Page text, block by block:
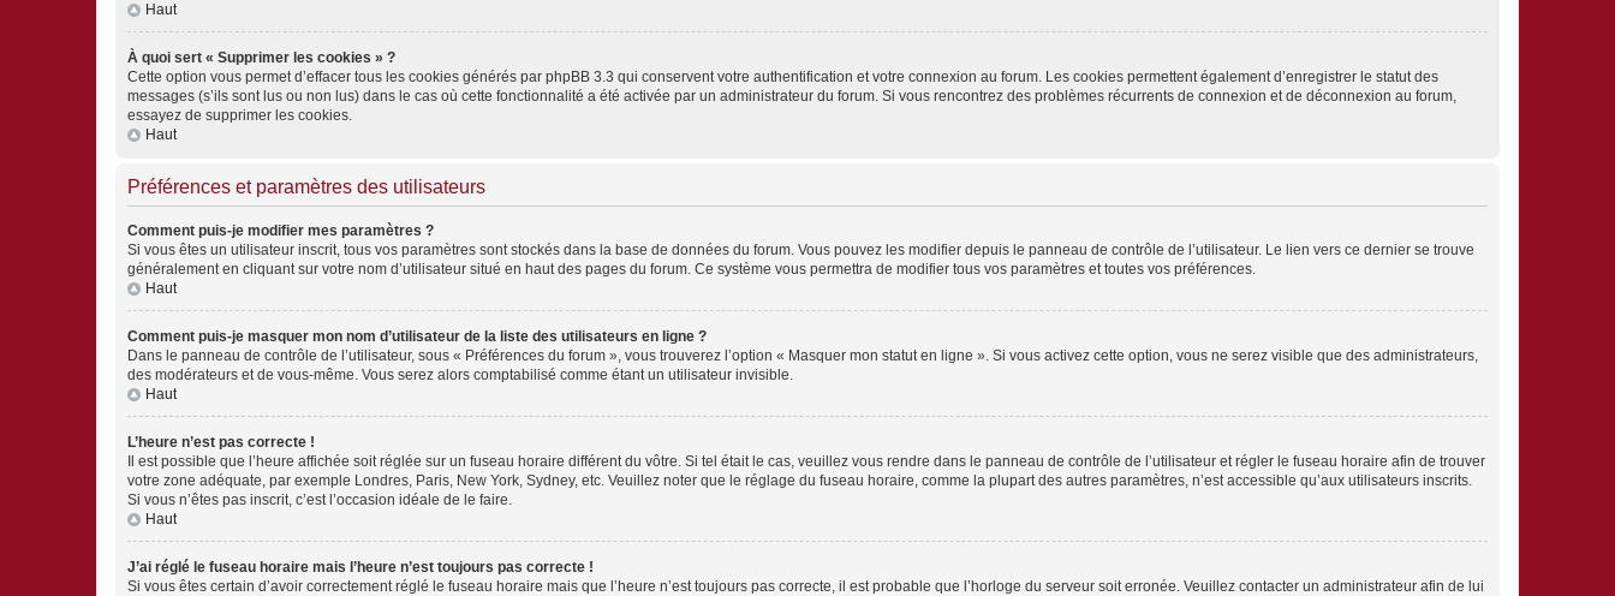
Haut
À quoi sert « Supprimer les cookies » ?
Cette option vous permet d’effacer tous les cookies générés par phpBB 3.3 qui conservent votre authentification et votre connexion au forum. Les cookies permettent également d’enregistrer le statut des
messages (s’ils sont lus ou non lus) dans le cas où cette fonctionnalité a été activée par un administrateur du forum. Si vous rencontrez des problèmes récurrents de connexion et de déconnexion au forum,
essayez de supprimer les cookies.
Haut
Préférences et paramètres des utilisateurs
Comment puis-je modifier mes paramètres ?
Si vous êtes un utilisateur inscrit, tous vos paramètres sont stockés dans la base de données du forum. Vous pouvez les modifier depuis le panneau de contrôle de l’utilisateur. Le lien vers ce dernier se trouve
généralement en cliquant sur votre nom d’utilisateur situé en haut des pages du forum. Ce système vous permettra de modifier tous vos paramètres et toutes vos préférences.
Haut
Comment puis-je masquer mon nom d’utilisateur de la liste des utilisateurs en ligne ?
Dans le panneau de contrôle de l’utilisateur, sous « Préférences du forum », vous trouverez l’option « Masquer mon statut en ligne ». Si vous activez cette option, vous ne serez visible que des administrateurs,
des modérateurs et de vous-même. Vous serez alors comptabilisé comme étant un utilisateur invisible.
Haut
L’heure n’est pas correcte !
Il est possible que l’heure affichée soit réglée sur un fuseau horaire différent du vôtre. Si tel était le cas, veuillez vous rendre dans le panneau de contrôle de l’utilisateur et régler le fuseau horaire afin de trouver
votre zone adéquate, par exemple Londres, Paris, New York, Sydney, etc. Veuillez noter que le réglage du fuseau horaire, comme la plupart des autres paramètres, n’est accessible qu’aux utilisateurs inscrits.
Si vous n’êtes pas inscrit, c’est l’occasion idéale de le faire.
Haut
J’ai réglé le fuseau horaire mais l’heure n’est toujours pas correcte !
Si vous êtes certain d’avoir correctement réglé le fuseau horaire mais que l’heure n’est toujours pas correcte, il est probable que l’horloge du serveur soit erronée. Veuillez contacter un administrateur afin de lui